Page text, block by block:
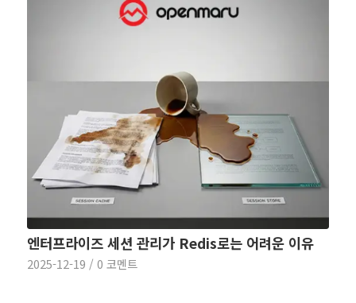
엔터프라이즈 세션 관리가 Redis로는 어려운 이유
2025-12-19 / 0 코멘트